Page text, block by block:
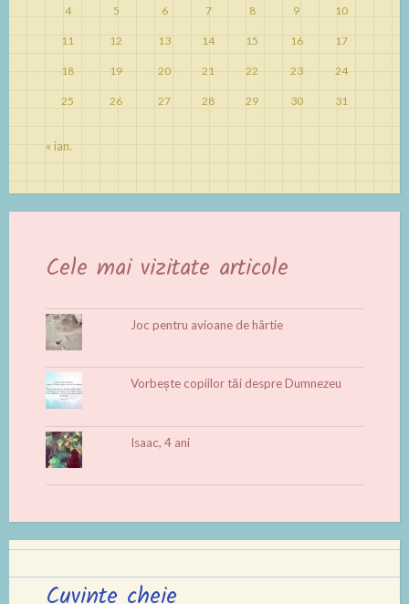
4 5 6 7 8 9 10
11 12 13 14 15 16 17
18 19 20 21 22 23 24
25 26 27 28 29 30 31
« ian.
Cele mai vizitate articole
Joc pentru avioane de hârtie
Vorbește copiilor tăi despre Dumnezeu
Isaac, 4 ani